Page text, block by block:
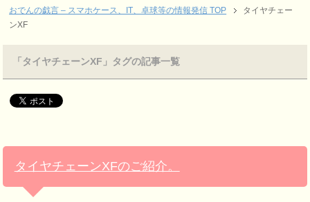
おでんの戯言 – スマホケース、IT、卓球等の情報発信 TOP
タイヤチェー
ンXF
「タイヤチェーンXF」タグの記事一覧
タイヤチェーンXFのご紹介。